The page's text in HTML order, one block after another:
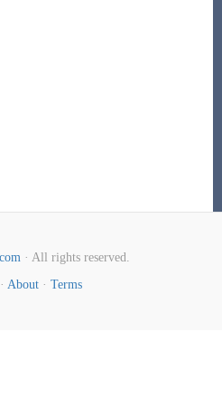
· All rights reserved.
· About · Terms